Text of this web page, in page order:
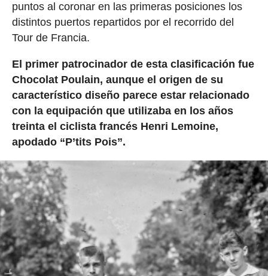
puntos al coronar en las primeras posiciones los
distintos puertos repartidos por el recorrido del
Tour de Francia.
El primer patrocinador de esta clasificación fue
Chocolat Poulain, aunque el origen de su
característico diseño parece estar relacionado
con la equipación que utilizaba en los años
treinta el ciclista francés Henri Lemoine,
apodado “P’tits Pois”.